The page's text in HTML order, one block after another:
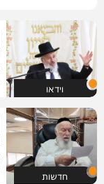
וידאו
חדשות